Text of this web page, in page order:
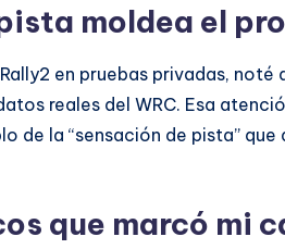
moldea el
en pruebas privadas, noté
reales del WRC. Esa
de la “sensación de pista” que
que marcó mi